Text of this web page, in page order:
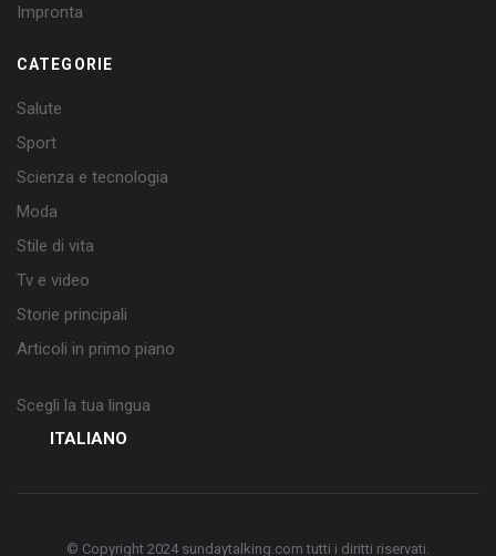
Impronta
CATEGORIE
Salute
Sport
Scienza e tecnologia
Moda
Stile di vita
Tv e video
Storie principali
Articoli in primo piano
Scegli la tua lingua
ITALIANO
© Copyright 2024 sundaytalking.com tutti i diritti riservati.